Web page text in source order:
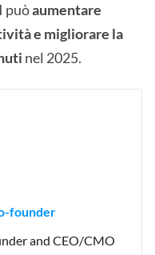
puòaumentare
e migliorare la
nel 2025.
founder
and CEO/CMO